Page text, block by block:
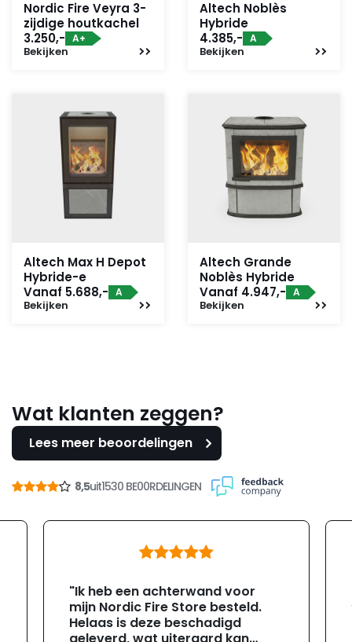
Nordic Fire Veyra 3-
zijdige houtkachel
3.250,- A+
Bekijken
Altech Noblès
Hybride
4.385,- A
Bekijken
Altech Max H Depot
Hybride-e
Vanaf 5.688,- A
Bekijken
Altech Grande
Noblès Hybride
Vanaf 4.947,- A
Bekijken
Wat klanten zeggen?
Lees meer beoordelingen
8,5uit1530 BE00RDELINGEN
"Ik heb een achterwand voor
mijn Nordic Fire Store besteld.
Helaas is deze beschadigd